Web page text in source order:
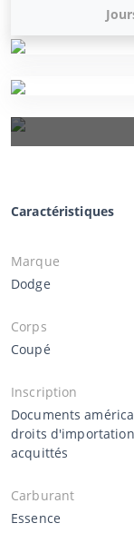
Caractéristiques
Marque
Dodge
Corps
Coupé
Inscription
Documents
droits d'importation
acquittés
Carburant
Essence